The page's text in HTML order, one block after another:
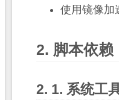
使用镜像加
脚本依赖
系统工